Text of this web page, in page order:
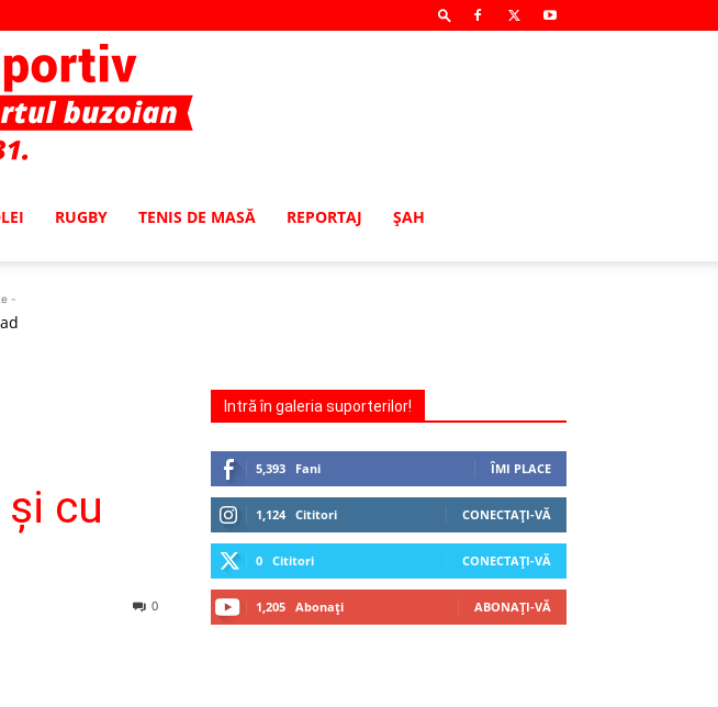
RUGBY TENIS DE MASĂ REPORTAJ ŞAH
-
cu
0
Intră în galeria suporterilor!
5,393 Fani ÎMI PLACE
1,124 Cititori CONECTAȚI-VĂ
0 Cititori CONECTAȚI-VĂ
1,205 Abonați ABONAȚI-VĂ